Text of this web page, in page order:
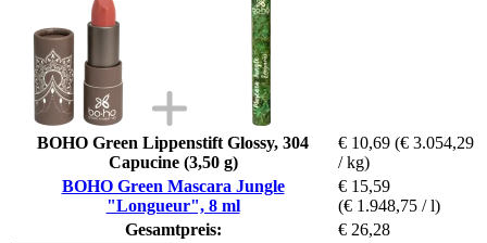
BOHO Green Lippenstift Glossy, 304
Capucine (3,50 g)
€ 10,69 (€ 3.054,29
/ kg)
BOHO Green Mascara Jungle
"Longueur", 8 ml
€ 15,59
(€ 1.948,75 / l)
Gesamtpreis:
€ 26,28